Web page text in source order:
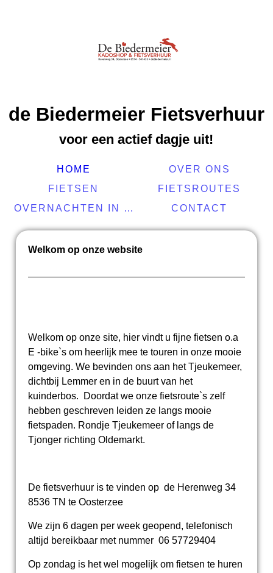
de Biedermeier Fietsverhuur
voor een actief dagje uit!
HOME
OVER ONS
FIETSEN
FIETSROUTES
OVERNACHTEN IN DE BUURT
CONTACT
Welkom op onze website
Welkom op onze site, hier vindt u fijne fietsen o.a
E -bike`s om heerlijk mee te touren in onze mooie
omgeving. We bevinden ons aan het Tjeukemeer,
dichtbij Lemmer en in de buurt van het
kuinderbos. Doordat we onze fietsroute`s zelf
hebben geschreven leiden ze langs mooie
fietspaden. Rondje Tjeukemeer of langs de
Tjonger richting Oldemarkt.
De fietsverhuur is te vinden op de Herenweg 34
8536 TN te Oosterzee
We zijn 6 dagen per week geopend, telefonisch
altijd bereikbaar met nummer 06 57729404
Op zondag is het wel mogelijk om fietsen te huren